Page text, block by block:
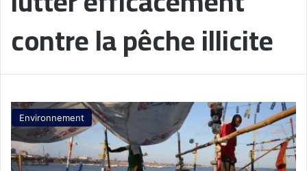
contre la pêche illicite
Environnement